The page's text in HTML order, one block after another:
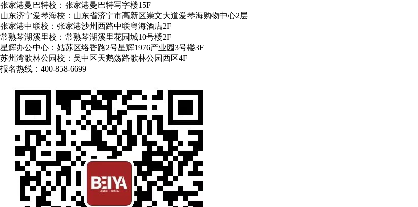
张家港曼巴特校：张家港曼巴特写字楼15F
山东济宁爱琴海校：山东省济宁市高新区崇文大道爱琴海购物中心2层
张家港中联校：张家港沙州西路中联粤海酒店2F
常熟琴湖溪里校：常熟琴湖溪里花园城10号楼2F
星辉办公中心：姑苏区络香路2号星辉1976产业园3号楼3F
苏州湾歌林公园校：吴中区天鹅荡路歌林公园西区4F
报名热线：400-858-6699